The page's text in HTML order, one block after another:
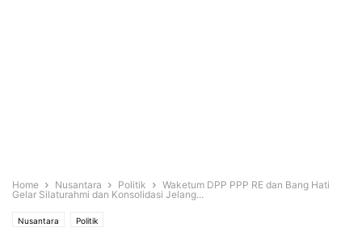
Home Nusantara Politik
Waketum DPP PPP RE dan Bang Hati
Gelar Silaturahmi dan Konsolidasi Jelang...
Nusantara Politik